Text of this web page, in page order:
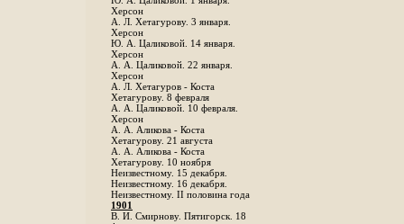
Херсон
А. Л. Хетагурову. 3 января.
Херсон
Ю. А. Цаликовой. 14 января.
Херсон
А. А. Цаликовой. 22 января.
Херсон
А. Л. Хетагуров - Коста
Хетагурову. 8 февраля
А. А. Цаликовой. 10 февраля.
Херсон
А. А. Аликова - Коста
Хетагурову. 21 августа
А. А. Аликова - Коста
Хетагурову. 10 ноября
Неизвестному. 15 декабря.
Неизвестному. 16 декабря.
Неизвестному. II половина года
1901
В. И. Смирнову. Пятигорск. 18